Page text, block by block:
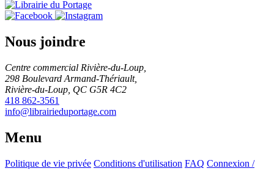
Nous joindre
Centre commercial Rivière-du-Loup,
298 Boulevard Armand-Thériault,
Rivière-du-Loup, QC G5R 4C2
418 862-3561
info@librairieduportage.com
Menu
Politique de vie privée Conditions d'utilisation FAQ Connexion /